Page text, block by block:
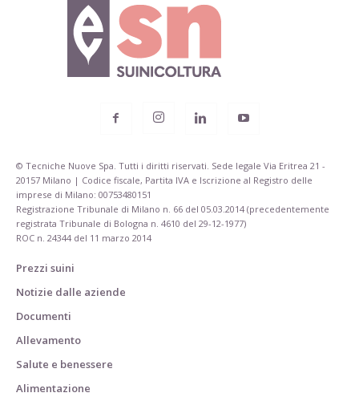
© Tecniche Nuove Spa. Tutti i diritti riservati. Sede legale Via Eritrea 21 -
20157 Milano | Codice fiscale, Partita IVA e Iscrizione al Registro delle
imprese di Milano: 00753480151
Registrazione Tribunale di Milano n. 66 del 05.03.2014 (precedentemente
registrata Tribunale di Bologna n. 4610 del 29-12-1977)
ROC n. 24344 del 11 marzo 2014
Prezzi suini
Notizie dalle aziende
Documenti
Allevamento
Salute e benessere
Alimentazione